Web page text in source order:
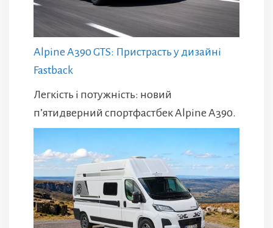
Alpine A390 GTS: Пристрасть у дизайні
Fastback
Легкість і потужність: новий
п’ятидверний спортфастбек Alpine A390.